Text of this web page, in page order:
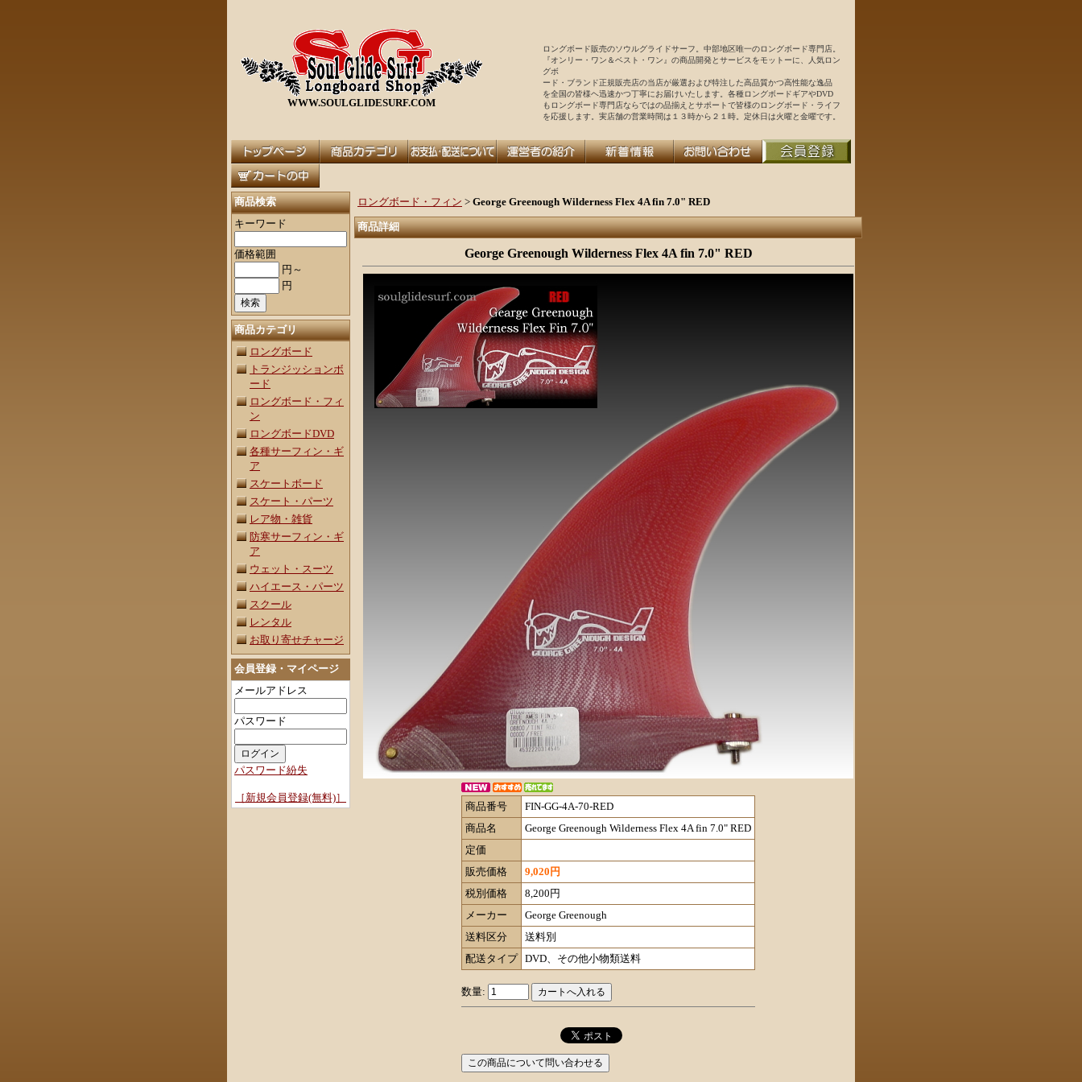
WWW.SOULGLIDESURF.COM
ロングボード販売のソウルグライドサーフ。中部地区唯一のロングボード専門店。
『オンリー・ワン＆ベスト・ワン』の商品開発とサービスをモットーに、人気ロン
グボ
ード・ブランド正規販売店の当店が厳選および特注した高品質かつ高性能な逸品
を全国の皆様ヘ迅速かつ丁寧にお届けいたします。各種ロングボードギアやDVD
もロングボード専門店ならではの品揃えとサポートで皆様のロングボード・ライフ
を応援します。実店舗の営業時間は１３時から２１時。定休日は火曜と金曜です。
商品検索
キーワード
価格範囲
円～
円
商品カテゴリ
ロングボード
トランジッションボ
ード
ロングボード・フィ
ン
ロングボードDVD
各種サーフィン・ギ
ア
スケートボード
スケート・パーツ
レア物・雑貨
防寒サーフィン・ギ
ア
ウェット・スーツ
ハイエース・パーツ
スクール
レンタル
お取り寄せチャージ
会員登録・マイページ
メールアドレス
パスワード
パスワード紛失
［新規会員登録(無料)］
ロングボード・フィン > George Greenough Wilderness Flex 4A fin 7.0" RED
商品詳細
George Greenough Wilderness Flex 4A fin 7.0" RED
商品番号
FIN-GG-4A-70-RED
商品名
George Greenough Wilderness Flex 4A fin 7.0" RED
定価
販売価格
9,020円
税別価格
8,200円
メーカー
George Greenough
送料区分
送料別
配送タイプ DVD、その他小物類送料
数量: